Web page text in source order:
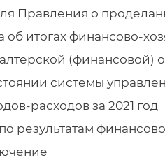
Правления о
итогах финансово-
(финансовой)
системы
расходов за 2021 год
результатам